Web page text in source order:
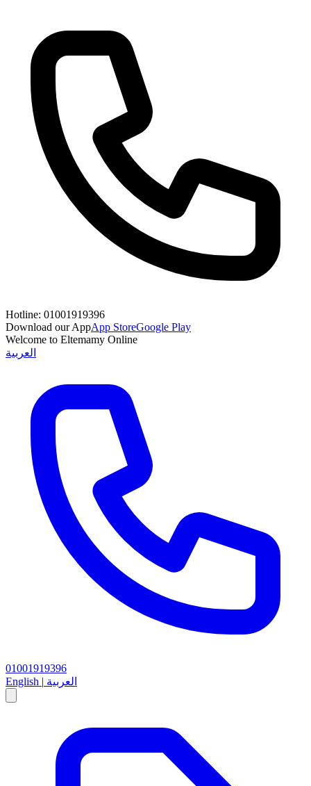
Hotline: 01001919396
Download our AppApp StoreGoogle Play
Welcome to Eltemamy Online
العربية
01001919396
English | العربية